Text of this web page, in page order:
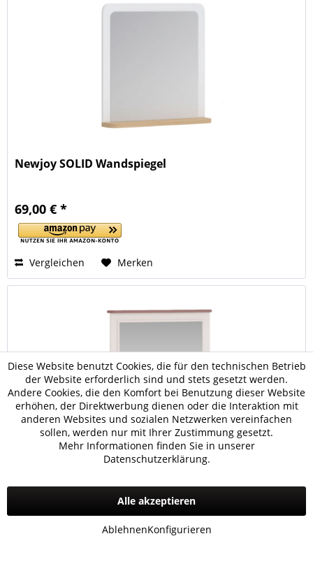
Newjoy SOLID Wandspiegel
69,00 € *
Vergleichen Merken
Newjoy DREAM Wandspiegel
Diese Website benutzt Cookies, die für den technischen Betrieb
der Website erforderlich sind und stets gesetzt werden.
Andere Cookies, die den Komfort bei Benutzung dieser Website
erhöhen, der Direktwerbung dienen oder die Interaktion mit
anderen Websites und sozialen Netzwerken vereinfachen
sollen, werden nur mit Ihrer Zustimmung gesetzt.
Mehr Informationen finden Sie in unserer
Datenschutzerklärung.
Alle akzeptieren
AblehnenKonfigurieren